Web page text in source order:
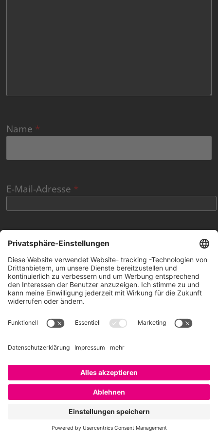
Name *
E-Mail-Adresse *
Website
Let’s connect!
Jeder Mensch verdient den bestmöglich passenden Job und